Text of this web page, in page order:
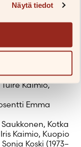
Näytä tiedot
Hyytiäinen,
johtaja
Mappes,
Heikki
Kaimio,
Emma
Kotka
Kaimio, Kuopio
Koski (1973–